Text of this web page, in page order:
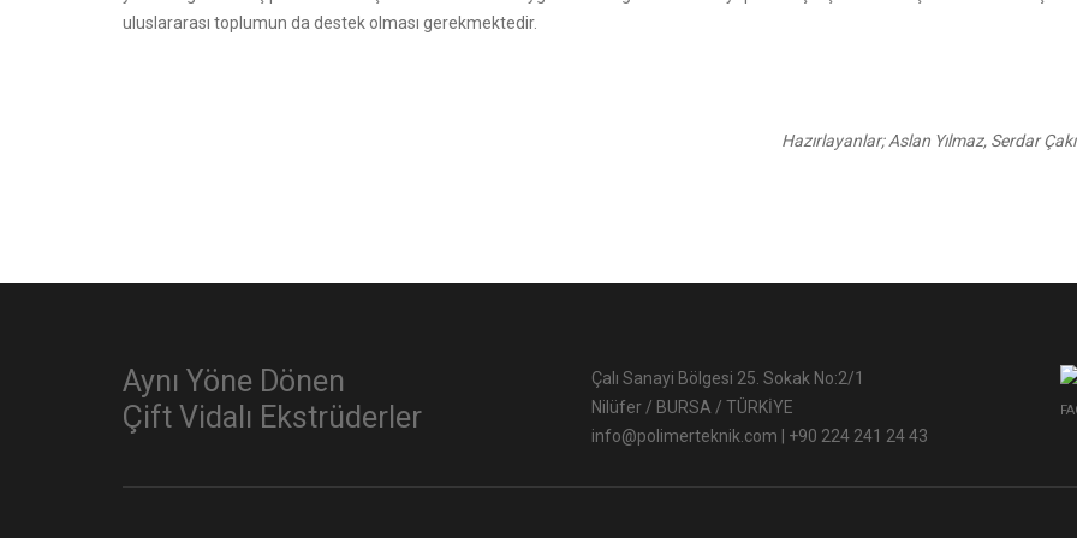
uluslararası toplumun da destek olması gerekmektedir.
Hazırlayanlar; Aslan Yılmaz, Serdar
Aynı Yöne Dönen
Çift Vidalı Ekstrüderler
Çalı Sanayi Bölgesi 25. Sokak No:2/1
Nilüfer / BURSA / TÜRKİYE
info@polimerteknik.com
+90 224 241 24 43